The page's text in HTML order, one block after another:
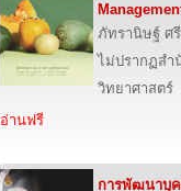
ภัทรานิษฐ์ ศ
ไม่ปรากฏส
วิทยาศาสตร์
อ่านฟรี
การพัฒนาบุค